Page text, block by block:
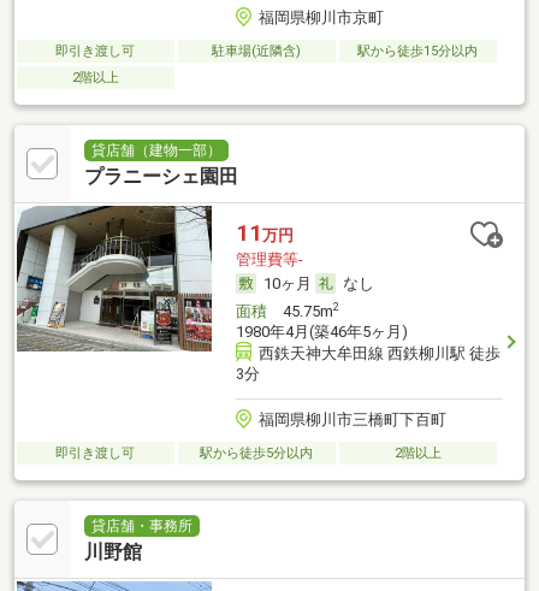
福岡県柳川市京町
即引き渡し可 駐車場(近隣含)
駅から徒歩15分以内
2階以上
貸店舗（建物一部）
プラニーシェ園田
11 万円
管理費等-
10ヶ月
なし
面積45.75m2
1980年4月(築46年5ヶ月)
西鉄天神大牟田線 西鉄柳川駅 徒歩
3分
福岡県柳川市三橋町下百町
即引き渡し可 駅から徒歩5分以内 2階以上
貸店舗・事務所
川野館